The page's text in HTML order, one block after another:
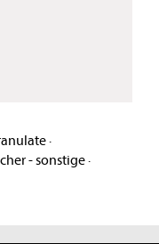
·
- sonstige·